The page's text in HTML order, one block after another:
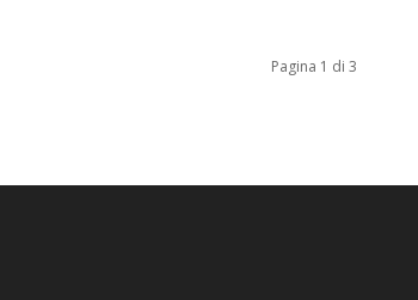
Pagina 1 di 3